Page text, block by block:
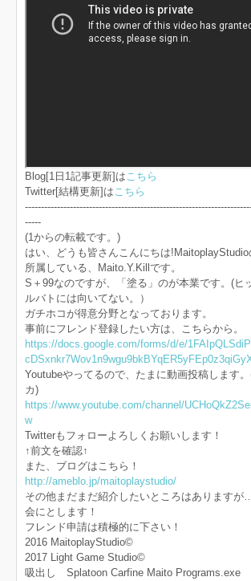
Blog[1日1記事更新]はこちら
Twitter[結構更新]はこちら
-----
(1からの転載です。)
はい、どうも皆さんこんにちは
所属している、Maito.Y.Killです。
S＋99なのですが、「塗る」のが本業です。(ヒ
ルバトには向いてない。）
ガチホコが得意分野となっております。
事前にフレンド登録したい方は、こちらから。
https://docs.google.com/forms/d/e/
Youtubeやってるので、たまに動画投稿します
カ)
https://www.youtube.com/channel/
w
Twitterもフォローよろしくお願いします！
↑前文を確認↑
また、ブログはこちら！
http://ameblo.jp/maitoplaystudio/
その他まだまだ紹介したいところはありますが
会にとします！
フレンド申請は積極的に下さい！
2016 MaitoplayStudio©
2017 Light Game Studio©
吸出し Splatoon Carfine Maito Programs.exe